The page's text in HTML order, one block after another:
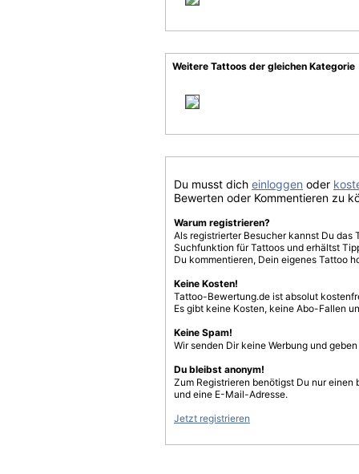
Weitere Tattoos der gleichen Kategorie
Du musst dich einloggen oder
Bewerten oder Kommentieren zu
Warum registrieren?
Als registrierter Besucher kannst Du
Suchfunktion für Tattoos und erhältst
Du kommentieren, Dein eigenes Tattoo
Keine Kosten!
Tattoo-Bewertung.de ist absolut
Es gibt keine Kosten, keine Abo-Fallen
Keine Spam!
Wir senden Dir keine Werbung und
Du bleibst anonym!
Zum Registrieren benötigst Du nur einen
und eine E-Mail-Adresse.
Jetzt registrieren